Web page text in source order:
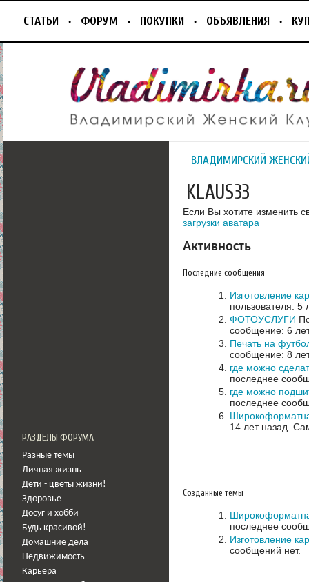
СТАТЬИ ФОРУМ ПОКУПКИ ОБЪЯВЛЕНИЯ
РАЗДЕЛЫ ФОРУМА
Разные темы
Личная жизнь
Дети - цветы жизни!
Здоровье
Досуг и хобби
Будь красивой!
Домашние дела
Недвижимость
Карьера
ВЛАДИМИРСКИЙ
KLAUS33
Если Вы хотите изменить
загрузки аватара
Активность
Последние сообщения
Изготовление
пользователя: 5
ФОТОУСЛУГИ
сообщение: 6
Печать на
сообщение: 8
где можно
последнее
где можно
последнее
14 лет назад.
Созданные темы
последнее
Изготовление
сообщений нет.